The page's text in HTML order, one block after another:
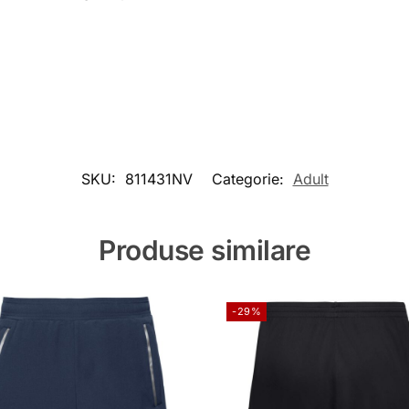
SKU: 811431NV Categorie: Adult
Produse similare
-29%